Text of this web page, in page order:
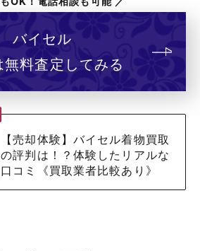
バイセル
無料査定してみる
【売却体験】バイセル着物買取
の評判は！？体験したリアルな
口コミ《買取業者比較あり》